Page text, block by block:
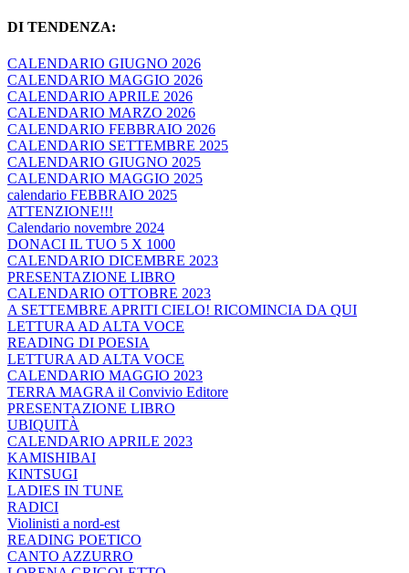
DI TENDENZA:
CALENDARIO GIUGNO 2026
CALENDARIO MAGGIO 2026
CALENDARIO APRILE 2026
CALENDARIO MARZO 2026
CALENDARIO FEBBRAIO 2026
CALENDARIO SETTEMBRE 2025
CALENDARIO GIUGNO 2025
CALENDARIO MAGGIO 2025
calendario FEBBRAIO 2025
ATTENZIONE!!!
Calendario novembre 2024
DONACI IL TUO 5 X 1000
CALENDARIO DICEMBRE 2023
PRESENTAZIONE LIBRO
CALENDARIO OTTOBRE 2023
A SETTEMBRE APRITI CIELO! RICOMINCIA DA QUI
LETTURA AD ALTA VOCE
READING DI POESIA
LETTURA AD ALTA VOCE
CALENDARIO MAGGIO 2023
TERRA MAGRA il Convivio Editore
PRESENTAZIONE LIBRO
UBIQUITÀ
CALENDARIO APRILE 2023
KAMISHIBAI
KINTSUGI
LADIES IN TUNE
RADICI
Violinisti a nord-est
READING POETICO
CANTO AZZURRO